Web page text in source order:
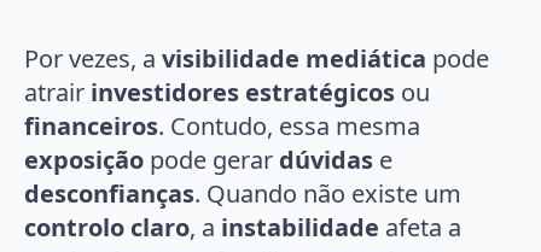
Por vezes, a visibilidade mediática pode
atrair investidores estratégicos ou
financeiros. Contudo, essa mesma
exposição pode gerar dúvidas e
desconfianças. Quando não existe um
controlo claro, a instabilidade afeta a